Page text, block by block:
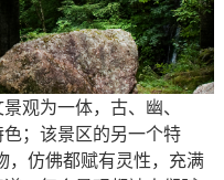
观为一体，古、幽、
；该景区的另一个特
，仿佛都赋有灵性，充满